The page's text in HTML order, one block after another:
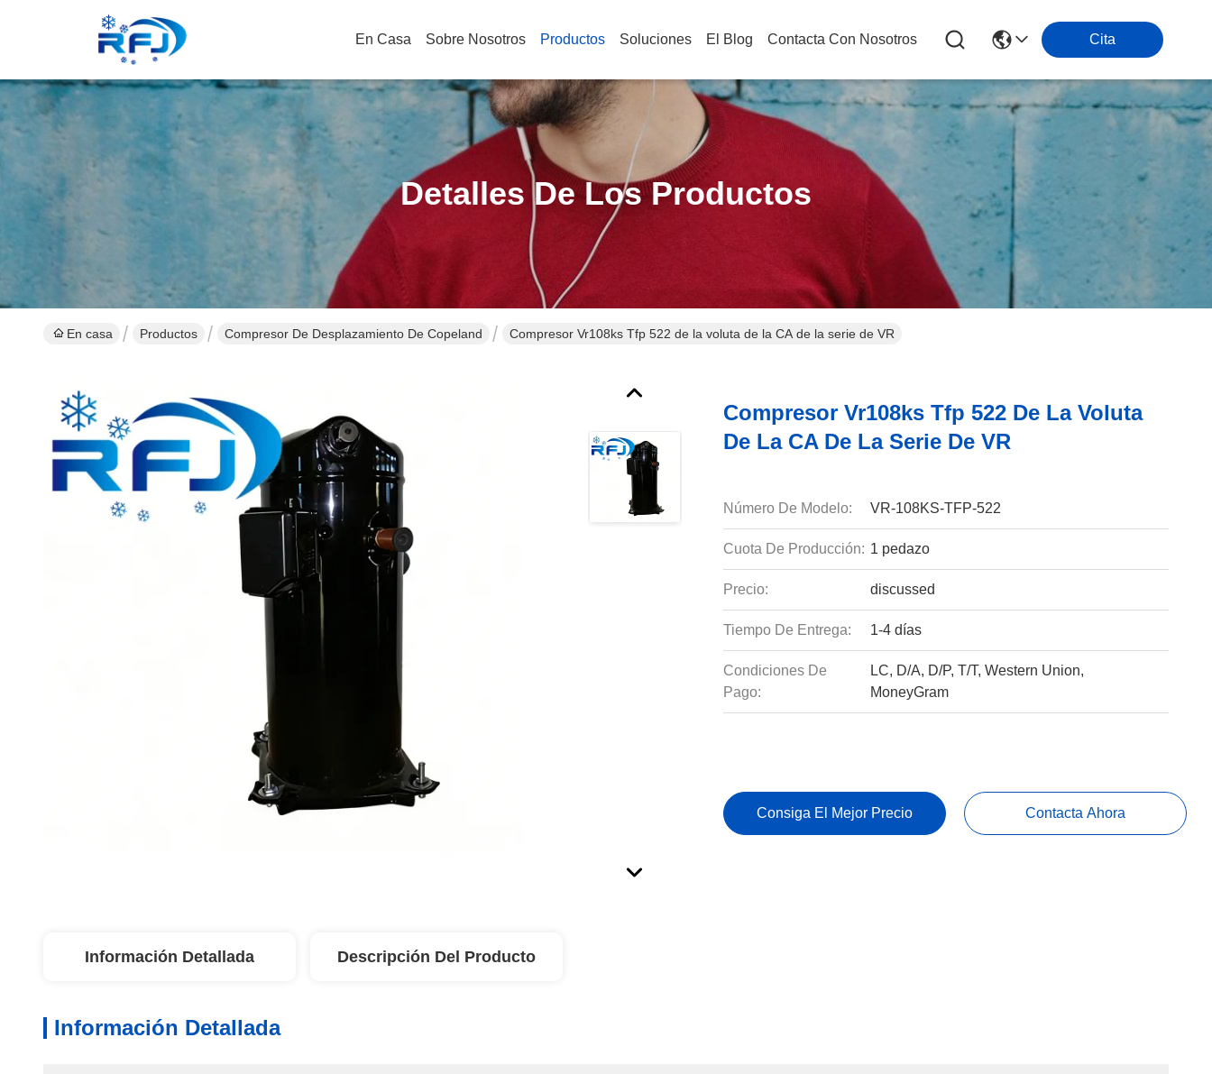
En Casa Sobre Nosotros Productos Soluciones El Blog Contacta Con Nosotros Cita
Detalles De Los Productos
En casa Productos Compresor De Desplazamiento De Copeland Compresor Vr108ks Tfp 522 de la voluta de la CA de la serie de VR
Compresor Vr108ks Tfp 522 De La Voluta
De La CA De La Serie De VR
Número De Modelo: VR-108KS-TFP-522
Cuota De Producción: 1 pedazo
Precio: discussed
Tiempo De Entrega: 1-4 días
Condiciones De
Pago:
LC, D/A, D/P, T/T, Western Union,
MoneyGram
Consiga El Mejor Precio Contacta Ahora
Información Detallada Descripción Del Producto
Información Detallada